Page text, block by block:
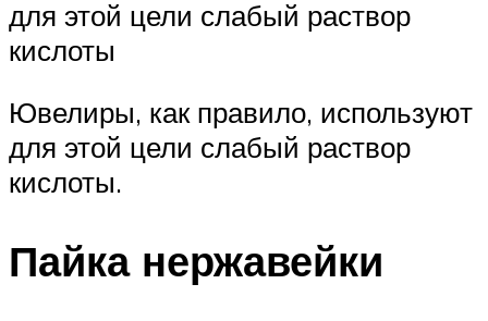
для этой цели слабый раствор
кислоты
Ювелиры, как правило, используют
для этой цели слабый раствор
кислоты.
Пайка нержавейки